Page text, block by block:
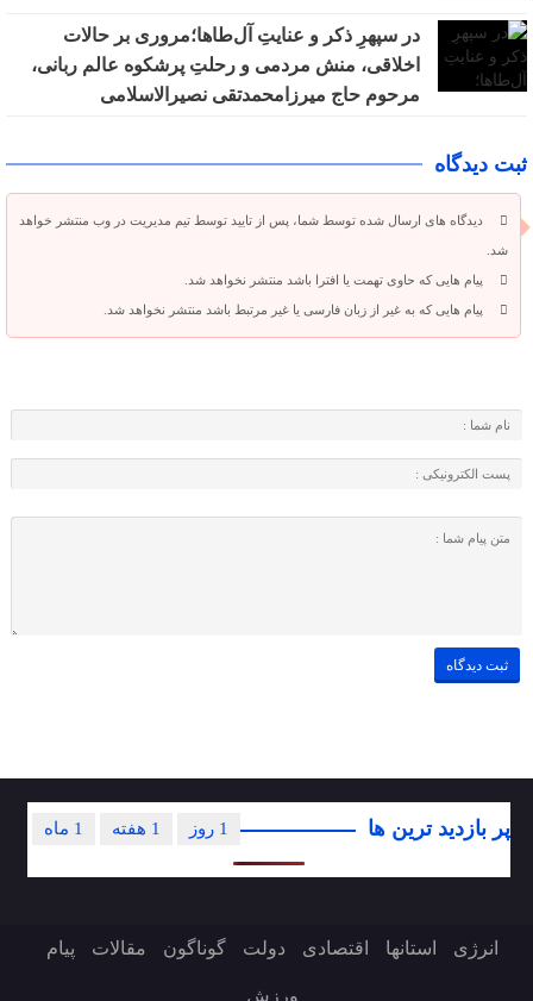
در سپهرِ ذکر و عنایتِ آل‌طاها؛مروری بر حالات
اخلاقی، منش مردمی و رحلتِ پرشکوه عالم ربانی،
مرحوم حاج میرزامحمدتقی نصیرالاسلامی
ثبت دیدگاه
دیدگاه های ارسال شده توسط شما، پس از تایید توسط تیم مدیریت در وب منتشر خواهد
شد.
پیام هایی که حاوی تهمت یا افترا باشد منتشر نخواهد شد.
پیام هایی که به غیر از زبان فارسی یا غیر مرتبط باشد منتشر نخواهد شد.
پر بازدید ترین ها 1 ماه 1 هفته 1 روز
انرژی استانها اقتصادی دولت گوناگون مقالات پیام
ورزش